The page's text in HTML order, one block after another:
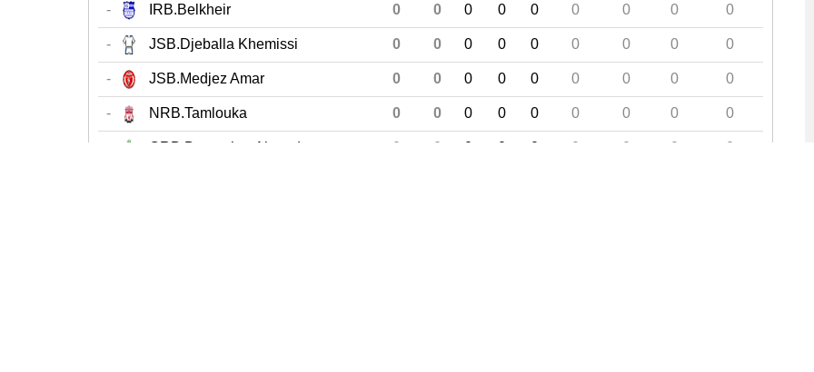
- IRB.Belkheir 0 0 0 0 0 0 0 0 0
- JSB.Djeballa Khemissi 0 0 0 0 0 0 0 0 0
- JSB.Medjez Amar 0 0 0 0 0 0 0 0 0
- NRB.Tamlouka 0 0 0 0 0 0 0 0 0
ORB.Boumahra Ahmed 0 0 0 0 0 0 0 0 0